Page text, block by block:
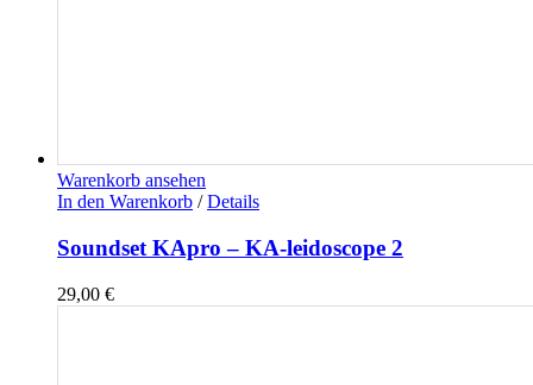
Warenkorb ansehen
In den Warenkorb / Details
Soundset KApro – KA-leidoscope 2
29,00 €